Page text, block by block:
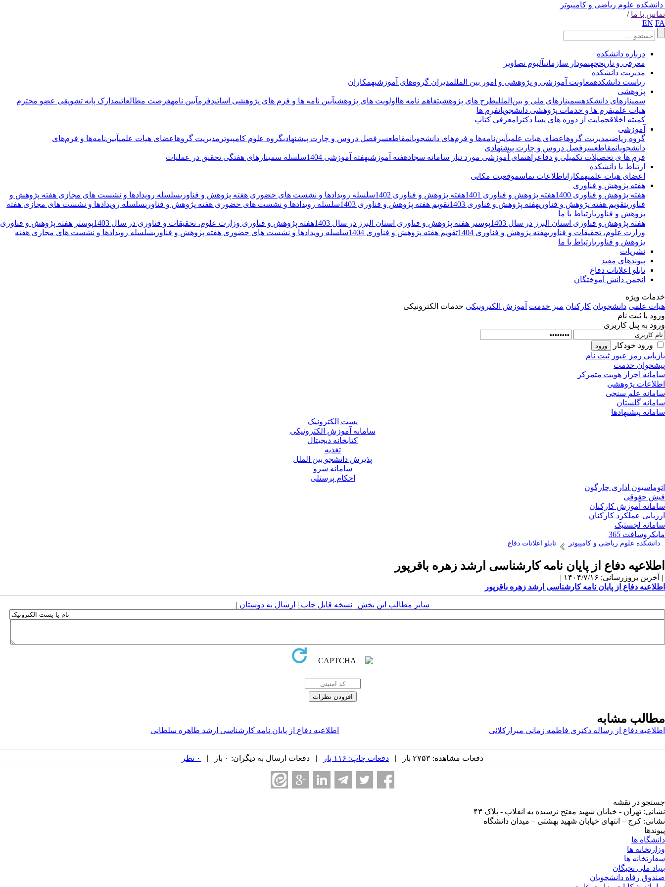
دانشکده علوم ریاضی و کامپیوتر
تماس با ما /
EN FA
درباره دانشکده
معرفی و تاریخچهنمودار سازمانیآلبوم تصاویر
مدیریت دانشکده
ریاست دانشکدهمعاونت آموزشی و پژوهشی و امور بین المللمدیران گروه‌های آموزشیهمکاران
پژوهشی
سمینارهای دانشکدهسمینارهای ملی و بین‌المللیطرح های پژوهشیتفاهم نامه ها اولویت های پژوهشیآیین نامه ها و فرم های پژوهشی اساتیدفرمآیین نامهفرصت مطالعاتیمدارک پایه تشویقی عضو محترم
هیات علمیفرم ها و خدمات پژوهشی دانشجویانفرم ها
کمیته اخلاقحمایت از دوره های پسا دکترا معرفی کتاب
آموزشی
گروه ریاضیمدیریت گروهاعضای هیات علمیآیین‌نامه‌ها و فرم‌های دانشجویانمقاطعسرفصل دروس و چارت پیشنهادیگروه علوم کامپیوتر مدیریت گروهاعضای هیات علمیآیین‌نامه‌ها و فرم‌های
دانشجویانمقاطعسرفصل دروس و چارت پیشنهادی
فرم ها ی تحصیلات تکمیلی و دفاعراهنمای آموزشی مورد نیاز سامانه سجادهفته آموزشیهفته آموزشی 1404
سلسله سمینارهای هفتگی تحقیق در عملیات
ارتباط با دانشکده
اعضای هیات علمیهمکاراناطلاعات تماسموقعیت مکانی
هفته پژوهش و فناوری
هفته پژوهش و فناوری 1400
هفته پژوهش و فناوری 1401 هفته پژوهش و فناوری 1402 سلسله رویدادها و نشست های حضوری هفته پژوهش و فناوریسلسله رویدادها و نشست های مجازی هفته پژوهش و
فناوریتقویم هفته پژوهش و فناوریهفته پژوهش و فناوری 1403 تقویم هفته پژوهش و فناوری 1403 سلسله رویدادها و نشست های حضوری هفته پژوهش و فناوریسلسله رویدادها و نشست های مجازی هفته
پژوهش و فناوریارتباط با ما
هفته پژوهش و فناوری استان البرز در سال 1403
پوستر هفته پژوهش و فناوری استان البرز در سال 1403 هفته پژوهش و فناوری وزارت علوم، تحقیقات و فناوری در سال 1403
پوستر هفته پژوهش و فناوری
وزارت علوم، تحقیقات و فناوریهفته پژوهش و فناوری 1404 تقویم هفته پژوهش و فناوری 1404 سلسله رویدادها و نشست های حضوری هفته پژوهش و فناوریسلسله رویدادها و نشست های مجازی هفته
یژوهش و فناوریارتباط با ما
نشریات
پیوندهای مفید
تابلو اعلانات دفاع
انجمن دانش آموختگان
خدمات ویژه
هیات علمی دانشجویان کارکنان میز خدمت آموزش الکترونیکی خدمات الکترونیکی
ورود یا ثبت نام
ورود به پنل کاربری
ورود خودکار
بازیابی رمز عبور ثبت نام
پیشخوان خدمت
سامانه احراز هویت متمرکز
اطلاعات پژوهشی
سامانه علم سنجی
سامانه گلستان
سامانه پیشنهادها
پست الکترونیک
سامانه آموزش الکترونیکی
کتابخانه دیجیتال
تغذیه
پذیرش دانشجو بین الملل
سامانه سرو
احکام پرسنلی
اتوماسیون اداری چارگون
فیش حقوقی
سامانه آموزش کارکنان
ارزیابی عملکرد کارکنان
سامانه لجستیک
مایکروسافت 365
دانشکده علوم ریاضی و کامپیوتر تابلو اعلانات دفاع
اطلاعیه دفاع از پایان نامه کارشناسی ارشد زهره باقرپور
| آخرین بروزرسانی: ۱۴۰۴/۷/۱۶ |
اطلاعیه دفاع از پایان نامه کارشناسی ارشد زهره باقرپور
سایر مطالب این بخش | نسخه قابل چاپ | ارسال به دوستان |
مطالب مشابه
اطلاعیه دفاع از رساله دکتری فاطمه زمانی میرارکلائی اطلاعیه دفاع از پایان نامه کارشناسی ارشد طاهره سلطانی
دفعات مشاهده: ۲۷۵۳ بار | دفعات چاپ: ۱۱۶ بار | دفعات ارسال به دیگران: ۰ بار | ۰ نظر
جستجو در نقشه
نشانی: تهران - خیابان شهید مفتح نرسیده به انقلاب - پلاک ۴۳
نشانی: کرج – انتهای خیابان شهید بهشتی – میدان دانشگاه
پیوندها
دانشگاه ها
وزارتخانه ها
سفارتخانه ها
بنیاد ملی نخبگان
صندوق رفاه دانشجویان